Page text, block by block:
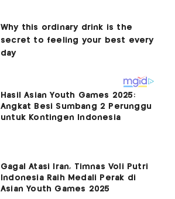
Hasil Asian Youth Games 2025:
Angkat Besi Sumbang 2 Perunggu
untuk Kontingen Indonesia
Gagal Atasi Iran, Timnas Voli Putri
Indonesia Raih Medali Perak di
Asian Youth Games 2025